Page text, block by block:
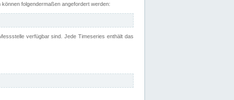
folgendermaßen angefordert werden:
verfügbar sind. Jede Timeseries enthält das